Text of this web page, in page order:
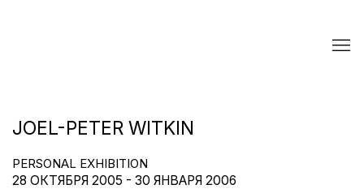
JOEL-PETER WITKIN
PERSONAL EXHIBITION
28 ОКТЯБРЯ 2005 - 30 ЯНВАРЯ 2006